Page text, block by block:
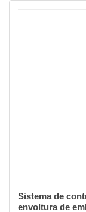
Sistema de
envoltura de